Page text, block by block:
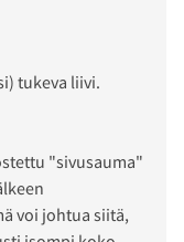
tukeva liivi.
"sivusauma"
voi johtua siitä,